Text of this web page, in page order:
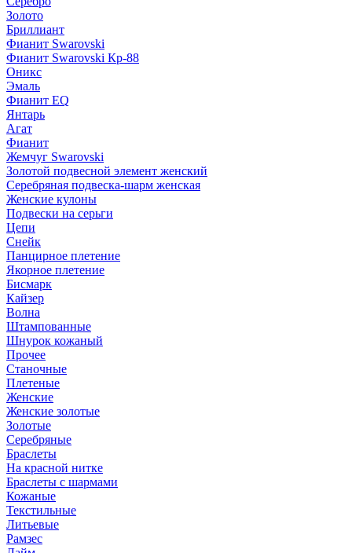
Золото
Бриллиант
Фианит Swarovski
Фианит Swarovski Кр-88
Оникс
Эмаль
Фианит EQ
Янтарь
Агат
Фианит
Жемчуг Swarovski
Золотой подвесной элемент женcкий
Серебряная подвеска-шарм женская
Женские кулоны
Подвески на серьги
Цепи
Снейк
Панцирное плетение
Якорное плетение
Бисмарк
Кайзер
Волна
Штампованные
Шнурок кожаный
Прочее
Станочные
Плетеные
Женские
Женские золотые
Золотые
Серебряные
Браслеты
На красной нитке
Браслеты с шармами
Кожаные
Текстильные
Литьевые
Рамзес